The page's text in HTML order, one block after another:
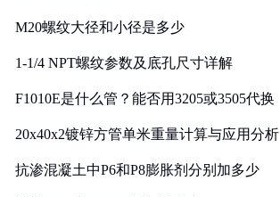
M20螺纹大径和小径是多少
1-1/4 NPT螺纹参数及底孔尺寸详解
F1010E是什么管？能否用3205或3505代换
20x40x2镀锌方管单米重量计算与应用分析
抗渗混凝土中P6和P8膨胀剂分别加多少